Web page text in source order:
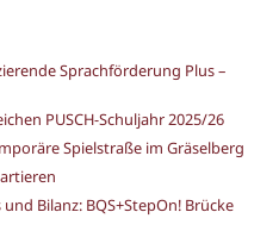
Sprachförderung Plus –
PUSCH-Schuljahr 2025/26
Spielstraße im Gräselberg
Bilanz: BQS+StepOn! Brücke